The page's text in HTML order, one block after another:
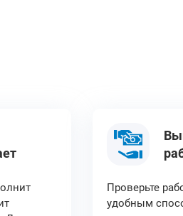
Проверьте
удобным